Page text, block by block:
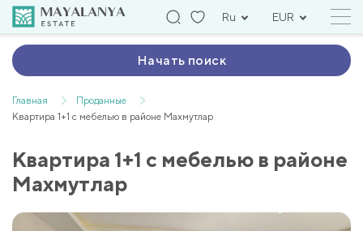
Ru EUR
Начать поиск
Главная
Проданные
Квартира 1+1 с мебелью в районе Махмутлар
Квартира 1+1 с мебелью в районе
Махмутлар